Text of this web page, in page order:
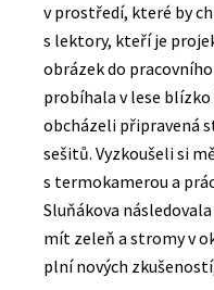
v prostředí, které by
s lektory, kteří je
obrázek do
probíhala v lese
obcházeli připravená
sešitů. Vyzkoušeli si
s termokamerou a
Sluňákova
mít zeleň a stromy v
plní nových